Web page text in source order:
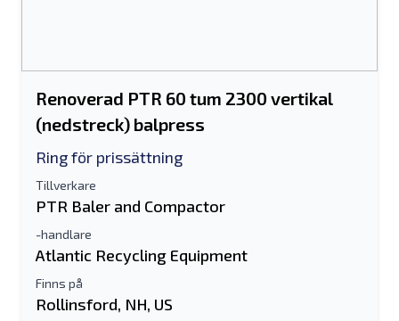
Renoverad PTR 60 tum 2300 vertikal
(nedstreck) balpress
Ring för prissättning
Tillverkare
PTR Baler and Compactor
-handlare
Atlantic Recycling Equipment
Finns på
Rollinsford, NH, US